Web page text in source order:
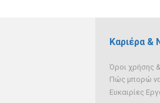
Καριέρα &
Όροι χρήσης
Πώς μπορώ
Ευκαιρίες